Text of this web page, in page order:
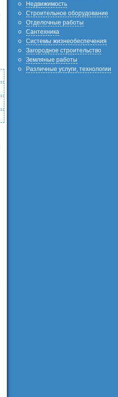
Недвижимость
Строительное оборудование
Отделочные работы
Сантехника
Системы жизнеобеспечения
Загородное строительство
Земляные работы
Различные услуги, технологии